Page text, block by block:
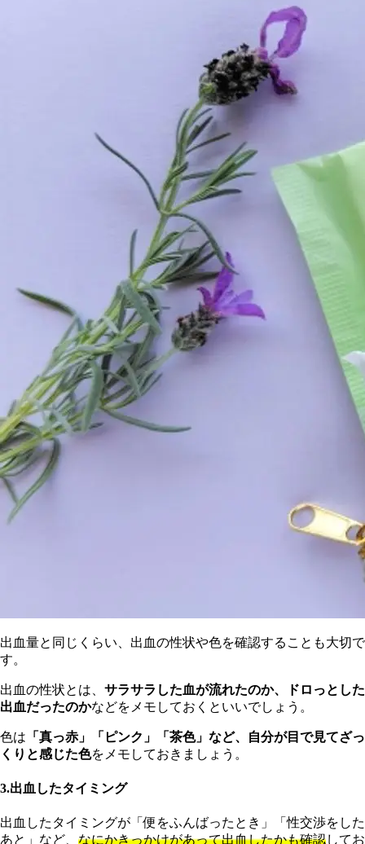
出血量と同じくらい、出血の性状や色を確認することも大切で
す。
出血の性状とは、 サラサラした血が流れたのか、ドロっとした
出血だったのかなどをメモしておくといいでしょう。
色は 「真っ赤」「ピンク」「茶色」など、自分が目で見てざっ
くりと感じた色をメモしておきましょう。
3.出血したタイミング
出血したタイミングが「便をふんばったとき」「性交渉をした
あと」など、 なにかきっかけがあって出血したかも確認してお